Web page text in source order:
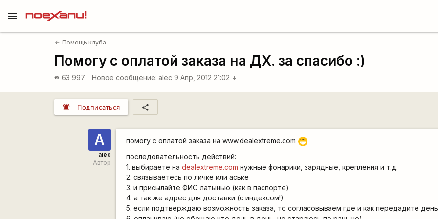
menu
arrow_back Помощь клуба
Помогу с оплатой заказа на ДХ. за спасибо :)
visibility 63 997 Новое сообщение: alec 9 Апр, 2012 21:02 arrow_downward
notifications_active Подписаться share
А
alec
Автор
помогу с оплатой заказа на www.dealextreme.com ;D
последовательность действий:
1. выбираете наdealextreme.com нужные фонарики, зарядные, крепления и т.д.
2. связываетесь по личке или аське
3. и присылайте ФИО латынью (как в паспорте)
4. а так же адрес для доставки (с индексом!)
5. если подтверждаю возможность заказа, то согласовываем где и как передадите